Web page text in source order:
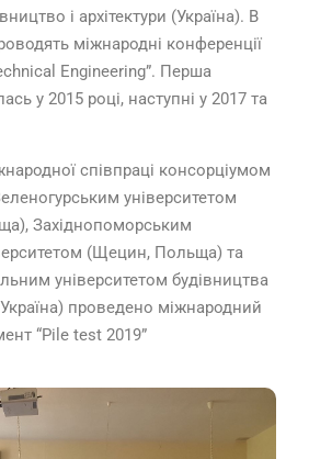
і архітектури (Україна). В
міжнародні конференції
Engineering”. Перша
у 2015 році, наступні у 2017 та
співпраці консорціумом
університетом
Західнопоморським
(Щецин, Польща) та
університетом будівництва
Україна) проведено міжнародний
“Pile test 2019”